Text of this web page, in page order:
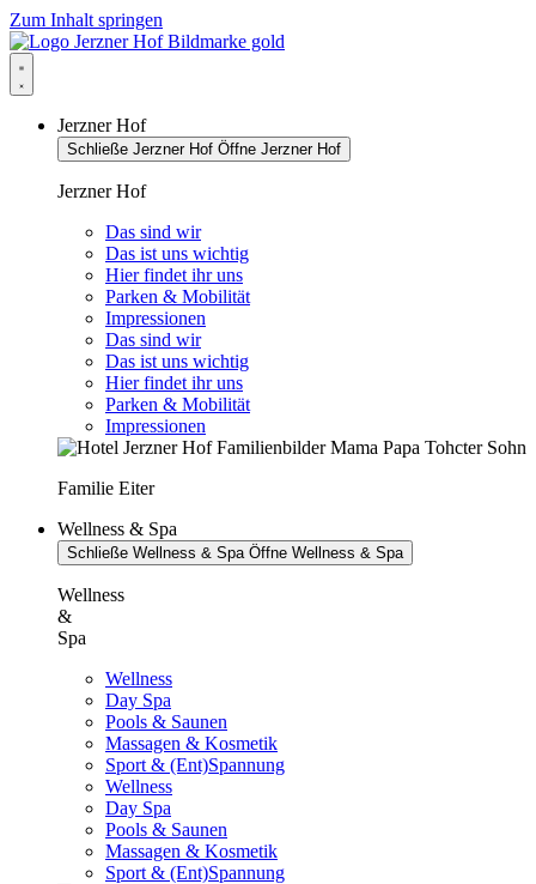
Zum Inhalt springen
Jerzner Hof
Schließe Jerzner Hof Öffne Jerzner Hof
Jerzner Hof
Das sind wir
Das ist uns wichtig
Hier findet ihr uns
Parken & Mobilität
Impressionen
Das sind wir
Das ist uns wichtig
Hier findet ihr uns
Parken & Mobilität
Impressionen
Familie Eiter
Wellness & Spa
Schließe Wellness & Spa Öffne Wellness & Spa
Wellness
&
Spa
Wellness
Day Spa
Pools & Saunen
Massagen & Kosmetik
Sport & (Ent)Spannung
Wellness
Day Spa
Pools & Saunen
Massagen & Kosmetik
Sport & (Ent)Spannung